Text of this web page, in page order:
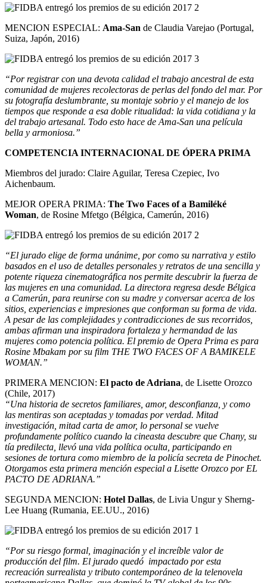
MENCION ESPECIAL: Ama-San de Claudia Varejao (Portugal,
Suiza, Japón, 2016)
“Por registrar con una devota calidad el trabajo ancestral de esta
comunidad de mujeres recolectoras de perlas del fondo del mar. Por
su fotografía deslumbrante, su montaje sobrio y el manejo de los
tiempos que responde a esa doble ritualidad: la vida cotidiana y la
del trabajo artesanal. Todo esto hace de Ama-San una película
bella y armoniosa.”
COMPETENCIA INTERNACIONAL DE ÓPERA PRIMA
Miembros del jurado: Claire Aguilar, Teresa Czepiec, Ivo
Aichenbaum.
MEJOR OPERA PRIMA: The Two Faces of a Bamiléké
Woman, de Rosine Mfetgo (Bélgica, Camerún, 2016)
“El jurado elige de forma unánime, por como su narrativa y estilo
basados en el uso de detalles personales y retratos de una sencilla y
potente riqueza cinematográfica nos permite descubrir la fuerza de
las mujeres en una comunidad. La directora regresa desde Bélgica
a Camerún, para reunirse con su madre y conversar acerca de los
sitios, experiencias e impresiones que conforman su forma de vida.
A pesar de las complejidades y contradicciones de sus recorridos,
ambas afirman una inspiradora fortaleza y hermandad de las
mujeres como potencia política. El premio de Opera Prima es para
Rosine Mbakam por su film THE TWO FACES OF A BAMIKELE
WOMAN.”
PRIMERA MENCION: El pacto de Adriana, de Lisette Orozco
(Chile, 2017)
“Una historia de secretos familiares, amor, desconfianza, y como
las mentiras son aceptadas y tomadas por verdad. Mitad
investigación, mitad carta de amor, lo personal se vuelve
profundamente político cuando la cineasta descubre que Chany, su
tía predilecta, llevó una vida política oculta, participando en
sesiones de tortura como miembro de la policía secreta de Pinochet.
Otorgamos esta primera mención especial a Lisette Orozco por EL
PACTO DE ADRIANA.”
SEGUNDA MENCION: Hotel Dallas, de Livia Ungur y Sherng-
Lee Huang (Rumania, EE.UU., 2016)
“Por su riesgo formal, imaginación y el increíble valor de
producción del film. El jurado quedó impactado por esta
recreación surrealista y tributo contemporáneo de la telenovela